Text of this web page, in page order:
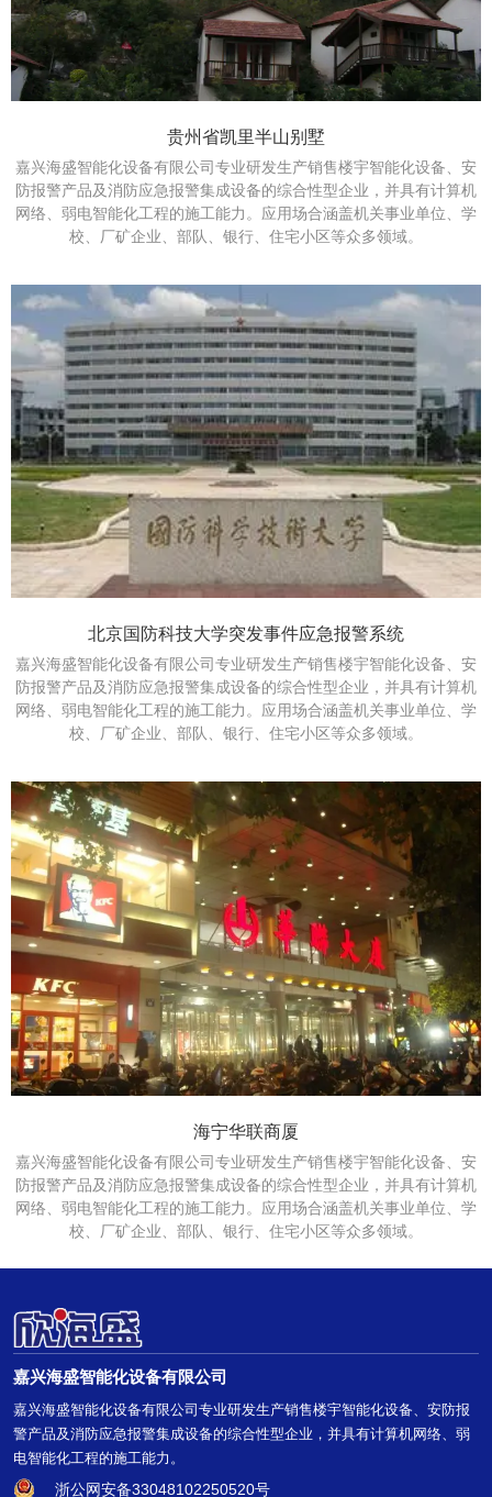
贵州省凯里半山别墅
嘉兴海盛智能化设备有限公司专业研发生产销售楼宇智能化设备、安
防报警产品及消防应急报警集成设备的综合性型企业，并具有计算机
网络、弱电智能化工程的施工能力。应用场合涵盖机关事业单位、学
校、厂矿企业、部队、银行、住宅小区等众多领域。
北京国防科技大学突发事件应急报警系统
嘉兴海盛智能化设备有限公司专业研发生产销售楼宇智能化设备、安
防报警产品及消防应急报警集成设备的综合性型企业，并具有计算机
网络、弱电智能化工程的施工能力。应用场合涵盖机关事业单位、学
校、厂矿企业、部队、银行、住宅小区等众多领域。
海宁华联商厦
嘉兴海盛智能化设备有限公司专业研发生产销售楼宇智能化设备、安
防报警产品及消防应急报警集成设备的综合性型企业，并具有计算机
网络、弱电智能化工程的施工能力。应用场合涵盖机关事业单位、学
校、厂矿企业、部队、银行、住宅小区等众多领域。
嘉兴海盛智能化设备有限公司
嘉兴海盛智能化设备有限公司专业研发生产销售楼宇智能化设备、安防报
警产品及消防应急报警集成设备的综合性型企业，并具有计算机网络、弱
电智能化工程的施工能力。
浙公网安备33048102250520号